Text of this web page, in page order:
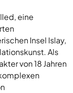
eine
Insel Islay,
Als
von 18 Jahren